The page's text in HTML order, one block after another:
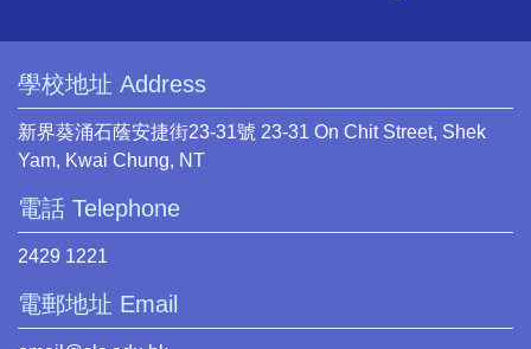
學校地址 Address
新界葵涌石蔭安捷街23-31號 23-31 On Chit Street, Shek
Yam, Kwai Chung, NT
電話 Telephone
2429 1221
電郵地址 Email